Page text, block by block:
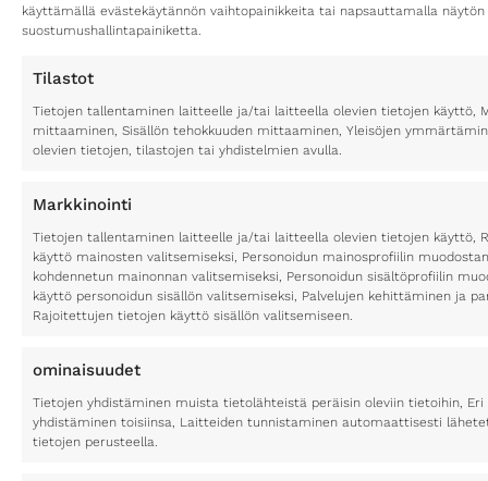
käyttämällä evästekäytännön vaihtopainikkeita tai napsauttamalla näytön
suostumushallintapainiketta.
Tilastot
Tietojen tallentaminen laitteelle ja/tai laitteella olevien tietojen käyttö,
mittaaminen, Sisällön tehokkuuden mittaaminen, Yleisöjen
olevien tietojen, tilastojen tai yhdistelmien avulla.
Markkinointi
Tietojen tallentaminen laitteelle ja/tai laitteella olevien tietojen käyttö,
käyttö mainosten valitsemiseksi, Personoidun mainosprofiilin
kohdennetun mainonnan valitsemiseksi, Personoidun sisältöprofiilin
käyttö personoidun sisällön valitsemiseksi, Palvelujen kehittäminen ja
Rajoitettujen tietojen käyttö sisällön valitsemiseen.
ominaisuudet
Tietojen yhdistäminen muista tietolähteistä peräisin oleviin tietoihin,
yhdistäminen toisiinsa, Laitteiden tunnistaminen automaattisesti
tietojen perusteella.